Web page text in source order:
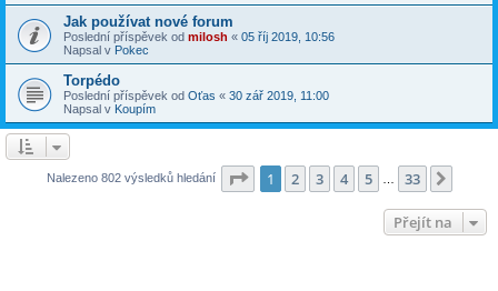
Jak používat nové forum
Poslední příspěvek od milosh « 05 říj 2019, 10:56
Napsal v Pokec
Torpédo
Poslední příspěvek od Oťas « 30 zář 2019, 11:00
Napsal v Koupím
Nalezeno 802 výsledků hledání Stránka z 33
1 2 3 4 5 33
Přejít na